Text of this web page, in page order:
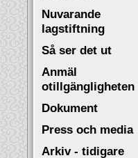
Nuvarande
lagstiftning
Så ser det ut
Anmäl
otillgängligheten
Dokument
Press och media
Arkiv - tidigare